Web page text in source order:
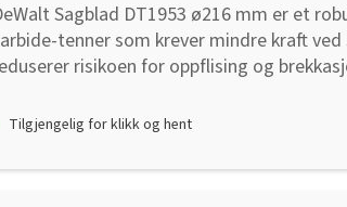
Sagblad DT1953 ø216 mm er et
tenner som krever mindre kraft
risikoen for oppflising og
Slagbestandige tenner
i treverk Spesifikasjoner:
Tilgjengelig for klikk og hent